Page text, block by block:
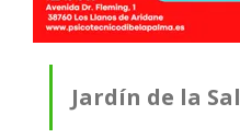
Jardín de la Sal